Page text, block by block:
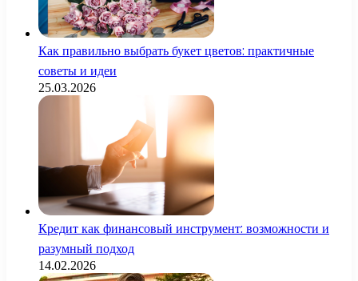
Как правильно выбрать букет цветов: практичные
советы и идеи
25.03.2026
Кредит как финансовый инструмент: возможности и
разумный подход
14.02.2026